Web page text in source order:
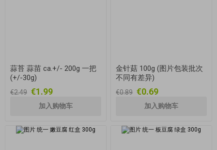
蒜苔 蒜苗 ca.+/- 200g 一把
(+/-30g)
€2.49 €1.99
金针菇 100g (图片包装批次
不同有差异)
€0.89 €0.69